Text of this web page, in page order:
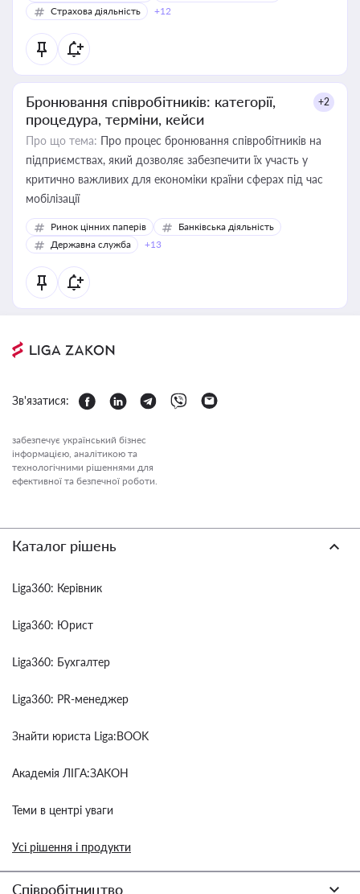
Страхова діяльність
+12
Бронювання співробітників: категорії,
процедура, терміни, кейси
+2
Про що тема: Про процес бронювання співробітників на
підприємствах, який дозволяє забезпечити їх участь у
критично важливих для економіки країни сферах під час
мобілізації
Ринок цінних паперів
Банківська діяльність
Державна служба
+13
Зв'язатися:
забезпечує український бізнес
інформацією, аналітикою та
технологічними рішеннями для
ефективної та безпечної роботи.
Каталог рішень
Liga360: Керівник
Liga360: Юрист
Liga360: Бухгалтер
Liga360: PR-менеджер
Знайти юриста Liga:BOOK
Академія ЛІГА:ЗАКОН
Теми в центрі уваги
Усі рішення і продукти
Співробітництво